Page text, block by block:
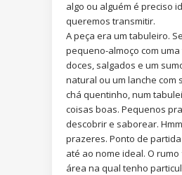
algo ou alguém é preciso
queremos transmitir.
A peça era um tabuleiro.
pequeno-almoço com
doces, salgados e um
natural ou um lanche com
chá quentinho, num
coisas boas. Pequenos
descobrir e saborear.
prazeres. Ponto de
até ao nome ideal. O
área na qual tenho